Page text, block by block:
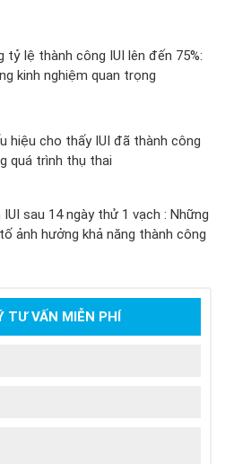
tỷ lệ thành công IUI lên đến 75%:
kinh nghiệm quan trọng
hiệu cho thấy IUI đã thành công
quá trình thụ thai
IUI sau 14 ngày thử 1 vạch : Những
ảnh hưởng khả năng thành công
TƯ VẤN MIỄN PHÍ